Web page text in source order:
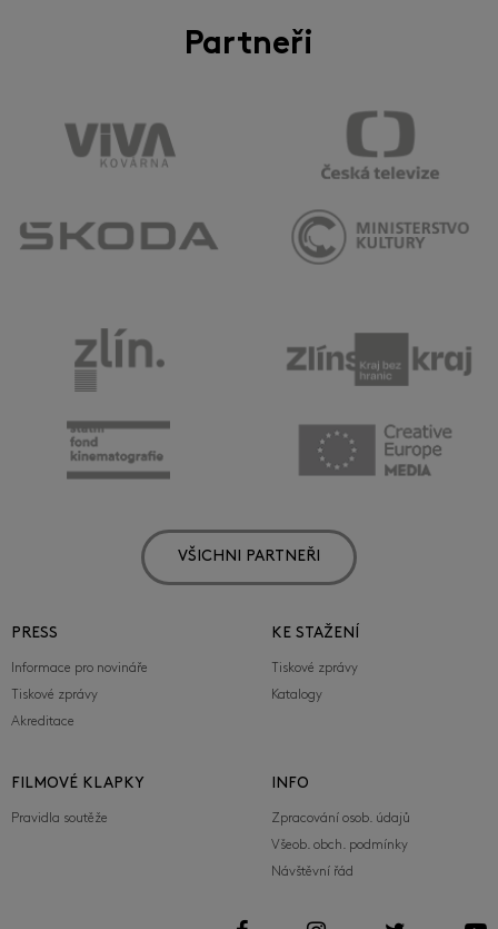
Partneři
VŠICHNI PARTNEŘI
PRESS
Informace pro novináře
Tiskové zprávy
Akreditace
KE STAŽENÍ
Tiskové zprávy
Katalogy
FILMOVÉ KLAPKY
Pravidla soutěže
INFO
Zpracování osob. údajů
Všeob. obch. podmínky
Návštěvní řád